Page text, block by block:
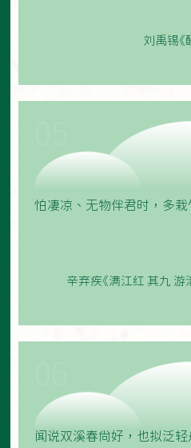
刘禹锡
怕凄凉、无物伴君时，多栽
辛弃疾《满江红 其九
闻说双溪春尚好，也拟泛轻